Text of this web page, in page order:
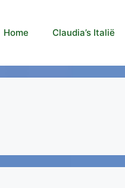
Home Claudia’s Italië